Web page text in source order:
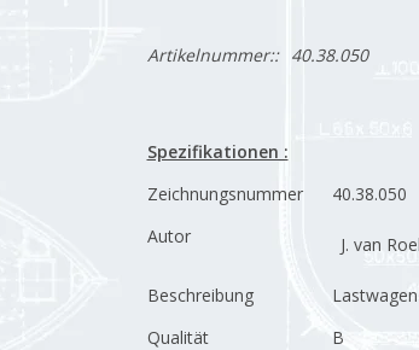
Artikelnummer:: 40.38.050
Spezifikationen :
Zeichnungsnummer
40.38.050
Autor
J. van
Beschreibung
Qualität
B